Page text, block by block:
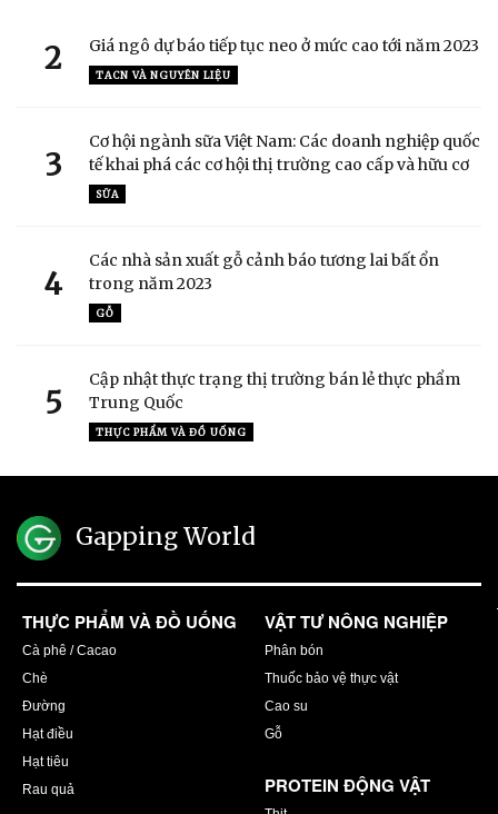
2 Giá ngô dự báo tiếp tục neo ở mức cao tới năm 2023
TACN VÀ NGUYÊN LIỆU
3
Cơ hội ngành sữa Việt Nam: Các doanh nghiệp quốc
tế khai phá các cơ hội thị trường cao cấp và hữu cơ
SỮA
4
Các nhà sản xuất gỗ cảnh báo tương lai bất ổn
trong năm 2023
GỖ
5
Cập nhật thực trạng thị trường bán lẻ thực phẩm
Trung Quốc
THỰC PHẨM VÀ ĐỒ UỐNG
Gapping World
THỰC PHẨM VÀ ĐỒ UỐNG
Cà phê / Cacao
Chè
Đường
Hạt điều
Hạt tiêu
Rau quả
VẬT TƯ NÔNG NGHIỆP
Phân bón
Thuốc bảo vệ thực vật
Cao su
Gỗ
PROTEIN ĐỘNG VẬT